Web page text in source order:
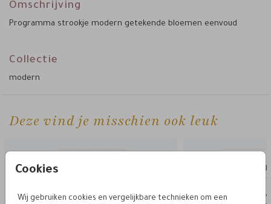
Cookies
Wij gebruiken cookies en vergelijkbare technieken om een
Omschrijving
Programma strookje modern getekende bloemen eenvoud
Collectie
modern
Deze vind je misschien ook leuk